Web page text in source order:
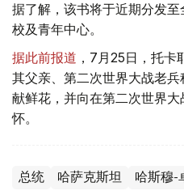
据了解，该书将于近期分发
校及青年中心。
据此前报道 ，7月25日，托卡
其父亲、第二次世界大战老兵
献鲜花，并向在第二次世界
怀。
总统 哈萨克斯坦 哈斯穆-